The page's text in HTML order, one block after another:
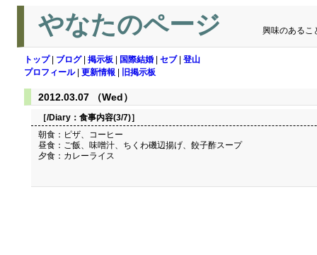
やなたのページ 興味のあるこ
トップ| ブログ| 掲示板 国際結婚 セブ| 登山
プロフィール| 更新情報 旧掲示板
2012.03.07 （Wed）
［/Diary： 食事内容(3/7)］
朝食：ピザ、コーヒー
昼食：ご飯、味噌汁、ちくわ磯辺揚げ、餃子酢スープ
夕食：カレーライス